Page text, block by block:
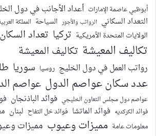
أبوظبي عاصمة الإمارات أعداد الأجانب في دول
التعداد السكاني الرواتب والأجور السياحة المملكة
الولايات المتحدة الأمريكية تركيا تعداد السكان
تكاليف المعيشة تكاليف المعيشة
رواتب العمل في دول الخليج روسيا سوريا
عدد سكان عواصم الدول عواصم
عواصم دول مجلس التعاون الخليجي فوائد الباذنجان
فوائد الكركديه فوائد الماتشا فوائد خل التفاح لبنان
معلومات عامة مميزات وعيوب مميزات